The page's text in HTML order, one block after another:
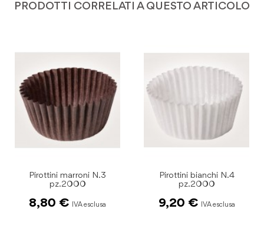
PRODOTTI CORRELATI A QUESTO ARTICOLO
Pirottini bianchi N.4
pz.2000
9,20 €
Pirottini marroni N.4
pz.2000
9,20 €